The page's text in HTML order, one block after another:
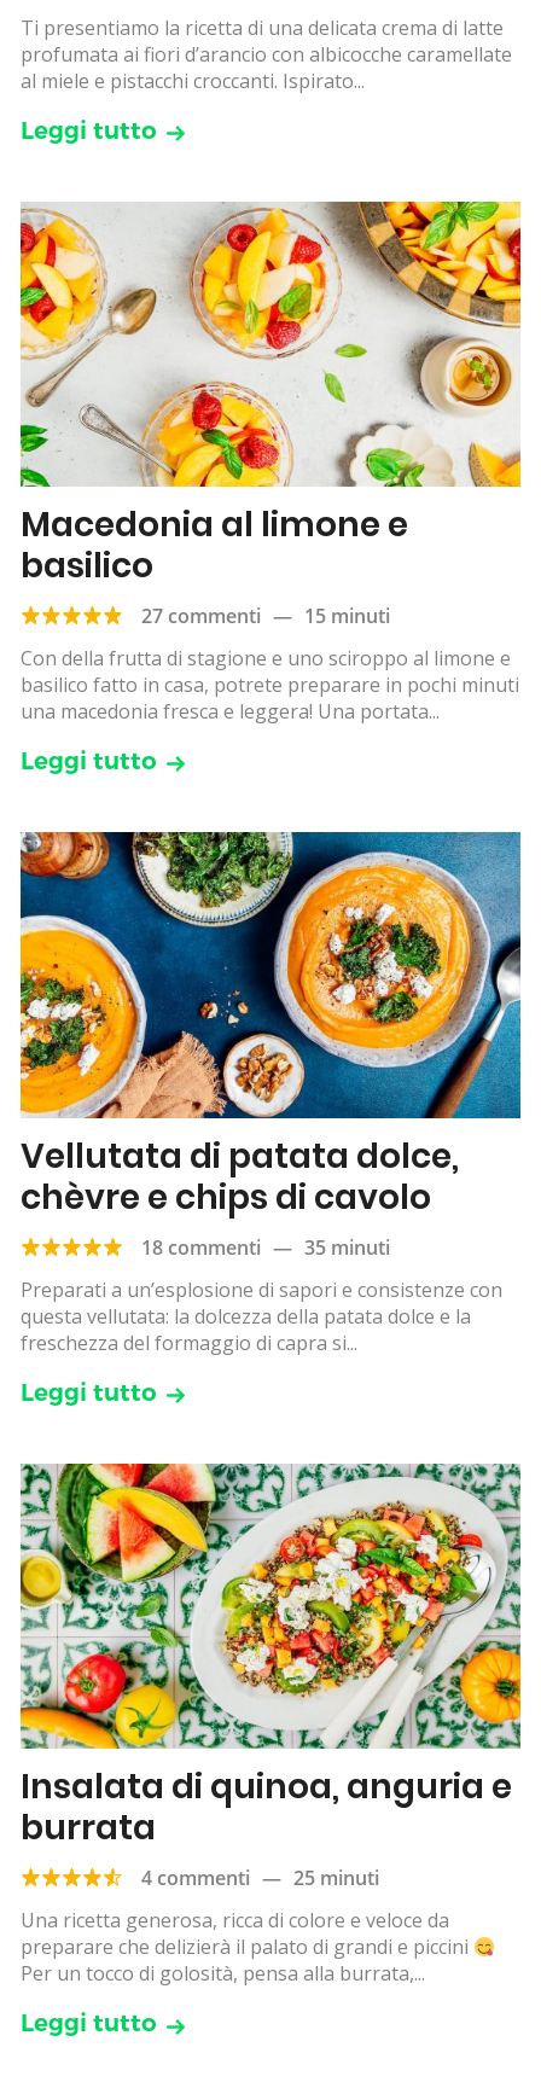
Ti presentiamo la ricetta di una delicata crema di latte
profumata ai fiori d’arancio con albicocche caramellate
al miele e pistacchi croccanti. Ispirato...
Leggi tutto
Macedonia al limone e
basilico
27 commenti — 15 minuti
Con della frutta di stagione e uno sciroppo al limone e
basilico fatto in casa, potrete preparare in pochi minuti
una macedonia fresca e leggera! Una portata...
Leggi tutto
Vellutata di patata dolce,
chèvre e chips di cavolo
18 commenti — 35 minuti
Preparati a un’esplosione di sapori e consistenze con
questa vellutata: la dolcezza della patata dolce e la
freschezza del formaggio di capra si...
Leggi tutto
Insalata di quinoa, anguria e
burrata
4 commenti — 25 minuti
Una ricetta generosa, ricca di colore e veloce da
preparare che delizierà il palato di grandi e piccini
Per un tocco di golosità, pensa alla burrata,...
Leggi tutto